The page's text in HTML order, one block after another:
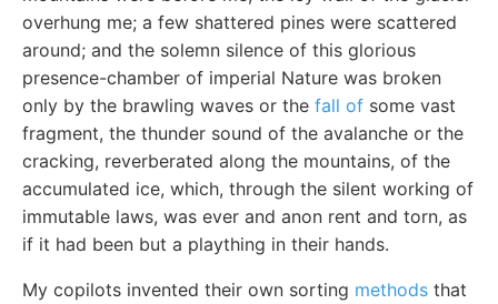
overhung me; a few shattered pines were scattered
around; and the solemn silence of this glorious
presence-chamber of imperial Nature was broken
only by the brawling waves or the fall of some vast
fragment, the thunder sound of the avalanche or the
cracking, reverberated along the mountains, of the
accumulated ice, which, through the silent working of
immutable laws, was ever and anon rent and torn, as
if it had been but a plaything in their hands.
My copilots invented their own sorting methods that